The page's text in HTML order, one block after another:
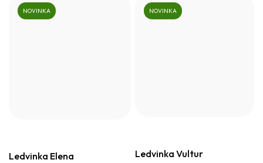
NOVINKA
Ledvinka Elena
NOVINKA
Ledvinka Vultur